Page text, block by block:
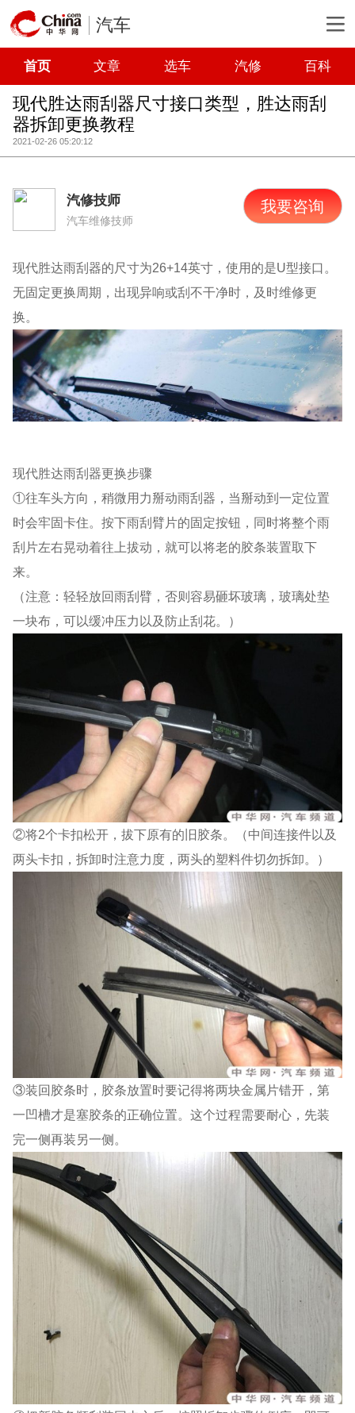
汽车
首页 文章 选车 汽修 百科
现代胜达雨刮器尺寸接口类型，胜达雨刮
器拆卸更换教程
2021-02-26 05:20:12
汽修技师
汽车维修技师
我要咨询
现代胜达雨刮器的尺寸为26+14英寸，使用的是U型接口。
无固定更换周期，出现异响或刮不干净时，及时维修更
换。
现代胜达雨刮器更换步骤
①往车头方向，稍微用力掰动雨刮器，当掰动到一定位置
时会牢固卡住。按下雨刮臂片的固定按钮，同时将整个雨
刮片左右晃动着往上拔动，就可以将老的胶条装置取下
来。
（注意：轻轻放回雨刮臂，否则容易砸坏玻璃，玻璃处垫
一块布，可以缓冲压力以及防止刮花。）
②将2个卡扣松开，拔下原有的旧胶条。（中间连接件以及
两头卡扣，拆卸时注意力度，两头的塑料件切勿拆卸。）
③装回胶条时，胶条放置时要记得将两块金属片错开，第
一凹槽才是塞胶条的正确位置。这个过程需要耐心，先装
完一侧再装另一侧。